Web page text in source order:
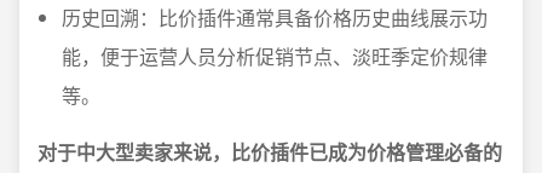
历史回溯：比价插件通常具备价格历史曲线展示功
能，便于运营人员分析促销节点、淡旺季定价规律
等。
对于中大型卖家来说，比价插件已成为价格管理必备的